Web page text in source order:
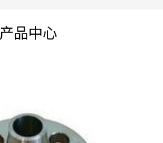
产品中心